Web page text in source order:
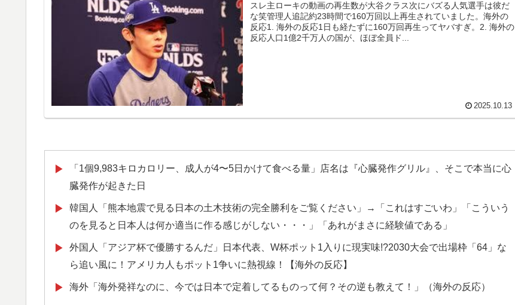
海外「日本なんて行くんじゃなかった…」 日本を知ってしまったディズニー信者、帰国後『本家』に失
望する事態に
韓国人「熊本地震で見る日本の土木技術の完全勝利をご覧ください」→「これはすごいわ」「こういう
のを見ると日本人は何か適当に作る感じがしない・・・」「あれがまさに経験値である」
韓国人「過去のW杯で韓国代表がドーピング検査をすり抜けるように注射していたものがこちら…」
→「恥ずかしい…（ﾌﾞﾙﾌﾞﾙ」＝韓国の反応
▶ 韓国人「トヨタが2027年に次世代ハイブリッドバッテリーを導入へ！最大1000kmの航続距離や超高速
充電を目指す」
海外「親が買った覚えのないプレゼントが山積みなのに誰も騒がない」サンタ映画最大の設定の穴…？
▶
海外の反応：熊本の病院で手術中に熊本地震が発生、大揺れの中でも患者を守った医師たちの対応ぶり
に海外大絶賛
▶ 大地震が起きても手術をやり遂げる日本の医療チーム、海外でも凄すぎると絶賛
スレ主ローキの動画の再生数が大谷クラス次にバズる人気選手は彼だ
な笑管理人追記約23時間で160万回以上再生されていました。海外の
反応1. 海外の反応1日も経たずに160万回再生ってヤバすぎ。2. 海外の
反応人口1億2千万人の国が、ほぼ全員ド...
2025.10.13
▶
「1個9,983キロカロリー、成人が4〜5日かけて食べる量」店名は『心臓発作グリル』、そこで本当に心
臓発作が起きた日
▶
韓国人「熊本地震で見る日本の土木技術の完全勝利をご覧ください」→「これはすごいわ」「こういう
のを見ると日本人は何か適当に作る感じがしない・・・」「あれがまさに経験値である」
▶
外国人「アジア杯で優勝するんだ」日本代表、W杯ポット1入りに現実味!?2030大会で出場枠「64」な
ら追い風に！アメリカ人もポット1争いに熱視線！【海外の反応】
▶ 海外「海外発祥なのに、今では日本で定着してるものって何？その逆も教えて！」（海外の反応）